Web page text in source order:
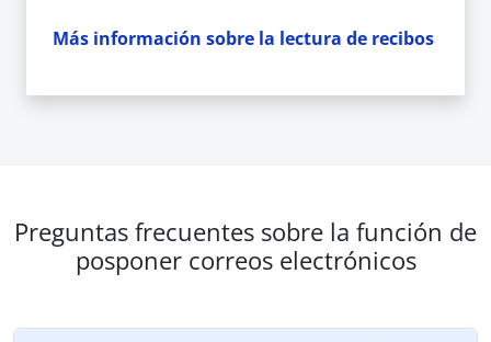
Más información sobre la lectura de recibos
Preguntas frecuentes sobre la función de
posponer correos electrónicos